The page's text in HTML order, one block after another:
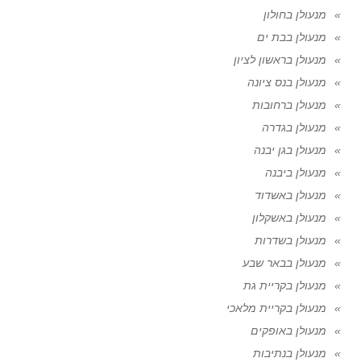
מנעולן בחולון
מנעולן בבת ים
מנעולן בראשון לציון
מנעולן בנס ציונה
מנעולן ברחובות
מנעולן בגדרה
מנעולן בגן יבנה
מנעולן ביבנה
מנעולן באשדוד
מנעולן באשקלון
מנעולן בשדרות
מנעולן בבאר שבע
מנעולן בקריית גת
מנעולן בקריית מלאכי
מנעולן באופקים
מנעולן בנתיבות